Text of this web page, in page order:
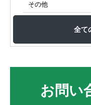
その他
全て
お問い